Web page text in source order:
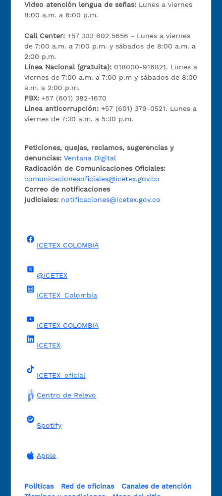
Video atención lengua de señas: Lunes a viernes
8:00 a.m. a 6:00 p.m.
Call Center:+57 333 602 5656 - Lunes a viernes
de 7:00 a.m. a 7:00 p.m. y sábados de 8:00 a.m. a
2:00 p.m.
Línea Nacional (gratuita): 018000-916821. Lunes a
viernes de 7:00 a.m. a 7:00 p.m y sábados de 8:00
a.m. a 2:00 p.m.
PBX:+57 (601) 382-1670
Línea anticorrupción:+57 (601) 379-0521. Lunes a
viernes de 7:30 a.m. a 5:30 p.m.
Peticiones, quejas, reclamos, sugerencias y
denuncias: Ventana Digital
Radicación de Comunicaciones Oficiales:
comunicacionesoficiales@icetex.gov.co
Correo de notificaciones
judiciales: notificaciones@icetex.gov.co
ICETEX COLOMBIA
@ICETEX
ICETEX_Colombia
ICETEX COLOMBIA
ICETEX
ICETEX_oficial
Centro de Relevo
Spotify
Apple
Políticas Red de oficinas
Canales de atención